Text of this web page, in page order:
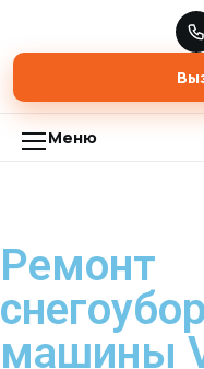
Ремонт
Ремонт снегоуборочной
Меню
Ремонт
машины